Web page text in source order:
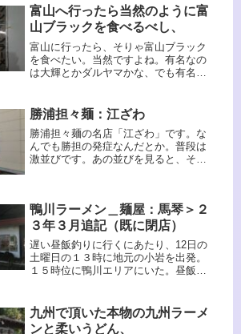
ーメン、２軒目は、よくわからない。
でもね、どちらも旨かったんですよ。
出張とはいえ、行った先々でラーメン
が食べられる。幸せですねぇ。
富山へ行ったら当然のように富
山ブラックを食べるべし、
富山に行ったら、そりゃ富山ブラック
を食べたい。当然ですよね。有名なの
は大輝とかダルヤマかな、でも有名処
日曜ということもあり休み。ま、調べ
ました。かなり調べて、この店に行く
ことにしました。
勝浦担々麺：江ざわ
勝浦担々麺の名店「江ざわ」です。な
んでも勝担の発症なんだとか。普段は
激並びです。あの並びを見ると、そこ
る、そう思いました。よくやく食べら
れた「江ざわ」、頂きます！
鴨川ラーメン＿麺屋：馬琴＞２
３年３月追記（既に閉店）
遅い昼飯釣りに行くにあたり、12日の
土曜日の１３時に地元の小岩を出発。
１５時位に鴨川エリアにいた。昼飯は
はそれも楽しみなのだ。で、今回は鴨
川_麺屋：馬琴に行くことにした。釣...
九州で頂いた本物の九州ラーメ
ンと柔いうどん、